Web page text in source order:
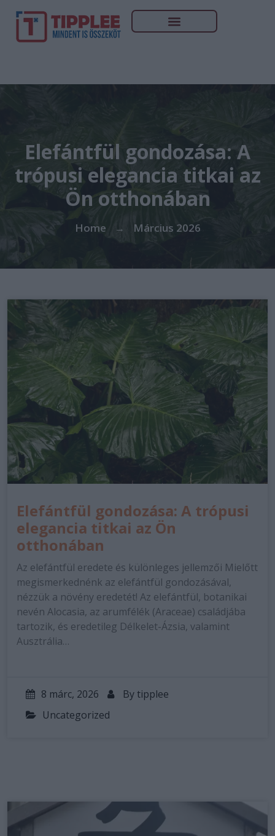
Elefántfül gondozása: A
trópusi elegancia titkai az
Ön otthonában
Home → Március 2026
Elefántfül gondozása: A trópusi
elegancia titkai az Ön
otthonában
Az elefántfül eredete és különleges jellemzői Mielőtt
megismerkednénk az elefántfül gondozásával,
nézzük a növény eredetét! Az elefántfül, botanikai
nevén Alocasia, az arumfélék (Araceae) családjába
tartozik, és eredetileg Délkelet-Ázsia, valamint
Ausztrália…
8 márc, 2026 By tipplee
Uncategorized